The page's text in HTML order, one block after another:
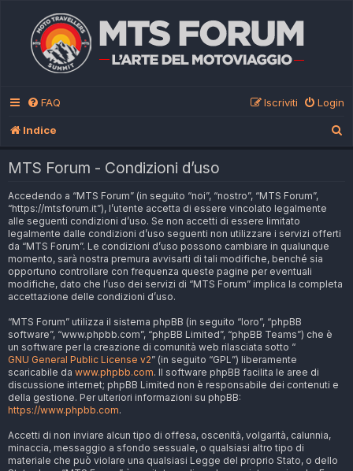
FAQ Login
Iscriviti
Indice
MTS Forum - Condizioni d’uso
Accedendo a “MTS Forum” (in seguito “noi”, “nostro”, “MTS Forum”,
“https://mtsforum.it”), l’utente accetta di essere vincolato legalmente
alle seguenti condizioni d’uso. Se non accetti di essere limitato
legalmente dalle condizioni d’uso seguenti non utilizzare i servizi offerti
da “MTS Forum”. Le condizioni d’uso possono cambiare in qualunque
momento, sarà nostra premura avvisarti di tali modifiche, benché sia
opportuno controllare con frequenza queste pagine per eventuali
modifiche, dato che l’uso dei servizi di “MTS Forum” implica la completa
accettazione delle condizioni d’uso.
“MTS Forum” utilizza il sistema phpBB (in seguito “loro”, “phpBB
software”, “www.phpbb.com”, “phpBB Limited”, “phpBB Teams”) che è
un software per la creazione di comunità web rilasciata sotto “
GNU General Public License v2” (in seguito “GPL”) liberamente
scaricabile da www.phpbb.com. Il software phpBB facilita le aree di
discussione internet; phpBB Limited non è responsabile dei contenuti e
della gestione. Per ulteriori informazioni su phpBB:
https://www.phpbb.com.
Accetti di non inviare alcun tipo di offesa, oscenità, volgarità, calunnia,
minaccia, messaggio a sfondo sessuale, o qualsiasi altro tipo di
materiale che può violare una qualsiasi Legge del proprio Stato, o dello